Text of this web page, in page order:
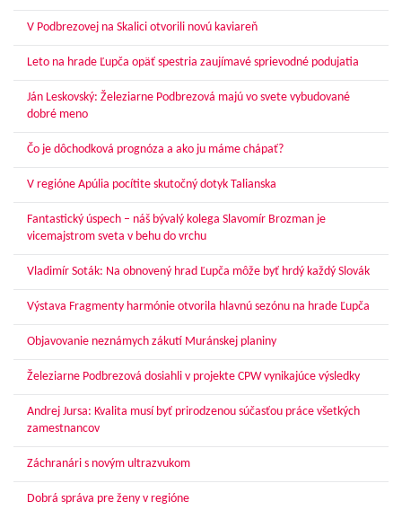
V Podbrezovej na Skalici otvorili novú kaviareň
Leto na hrade Ľupča opäť spestria zaujímavé sprievodné podujatia
Ján Leskovský: Železiarne Podbrezová majú vo svete vybudované
dobré meno
Čo je dôchodková prognóza a ako ju máme chápať?
V regióne Apúlia pocítite skutočný dotyk Talianska
Fantastický úspech – náš bývalý kolega Slavomír Brozman je
vicemajstrom sveta v behu do vrchu
Vladimír Soták: Na obnovený hrad Ľupča môže byť hrdý každý Slovák
Výstava Fragmenty harmónie otvorila hlavnú sezónu na hrade Ľupča
Objavovanie neznámych zákutí Muránskej planiny
Železiarne Podbrezová dosiahli v projekte CPW vynikajúce výsledky
Andrej Jursa: Kvalita musí byť prirodzenou súčasťou práce všetkých
zamestnancov
Záchranári s novým ultrazvukom
Dobrá správa pre ženy v regióne